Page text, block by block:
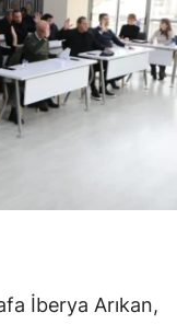
İberya Arıkan,